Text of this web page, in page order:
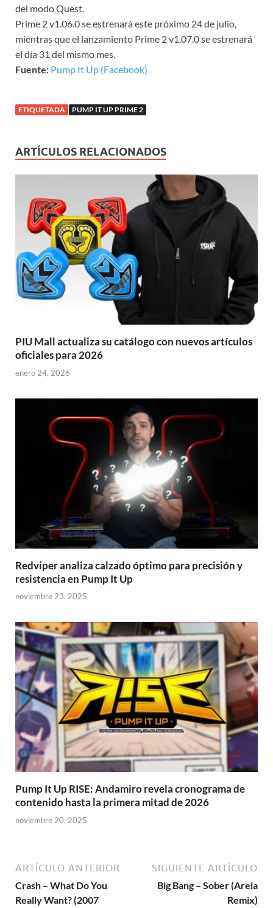
del modo Quest.
Prime 2 v1.06.0 se estrenará este próximo 24 de julio,
mientras que el lanzamiento Prime 2 v1.07.0 se estrenará
el día 31 del mismo mes.
Fuente: Pump It Up (Facebook)
ETIQUETADA PUMP IT UP PRIME 2
ARTÍCULOS RELACIONADOS
PIU Mall actualiza su catálogo con nuevos artículos
oficiales para 2026
enero 24, 2026
Redviper analiza calzado óptimo para precisión y
resistencia en Pump It Up
noviembre 23, 2025
Pump It Up RISE: Andamiro revela cronograma de
contenido hasta la primera mitad de 2026
noviembre 20, 2025
ARTÍCULO ANTERIOR
Crash – What Do You
Really Want? (2007
SIGUIENTE ARTÍCULO
Big Bang – Sober (Areia
Remix)